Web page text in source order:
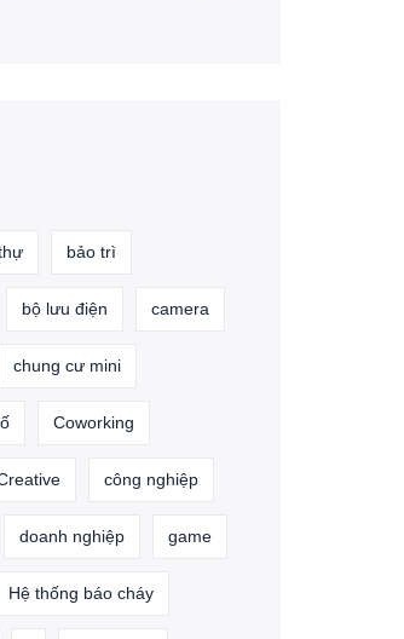
bảo trì
bộ lưu điện camera
chung cư mini
Coworking
công nghiệp
doanh nghiệp game
Hệ thống báo cháy